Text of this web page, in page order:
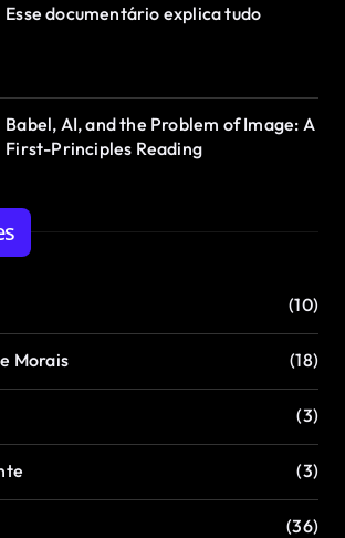
Esse documentário explica tudo
Babel, AI, and the Problem of Image: A
First-Principles Reading
(10)
Morais (18)
(3)
(3)
(36)